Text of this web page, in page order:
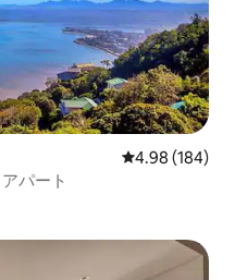
レビュー184
4.98 (184)
パート